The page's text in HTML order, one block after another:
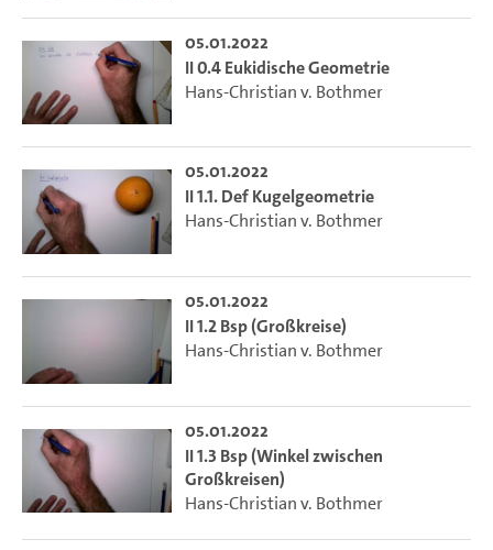
05.01.2022
II 0.4 Eukidische Geometrie
Hans-Christian v. Bothmer
05.01.2022
II 1.1. Def Kugelgeometrie
Hans-Christian v. Bothmer
05.01.2022
II 1.2 Bsp (Großkreise)
Hans-Christian v. Bothmer
05.01.2022
II 1.3 Bsp (Winkel zwischen
Großkreisen)
Hans-Christian v. Bothmer